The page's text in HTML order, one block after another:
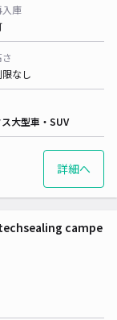
入庫
限なし
大型車・SUV
詳細へ
campe